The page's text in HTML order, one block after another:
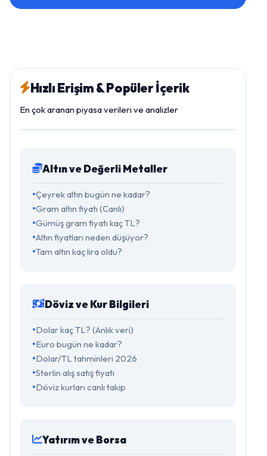
Hızlı Erişim & Popüler İçerik
En çok aranan piyasa verileri ve analizler
Altın ve Değerli Metaller
Çeyrek altın bugün ne kadar?
Gram altın fiyatı (Canlı)
Gümüş gram fiyatı kaç TL?
Altın fiyatları neden düşüyor?
Tam altın kaç lira oldu?
Döviz ve Kur Bilgileri
Dolar kaç TL? (Anlık veri)
Euro bugün ne kadar?
Dolar/TL tahminleri 2026
Sterlin alış satış fiyatı
Döviz kurları canlı takip
Yatırım ve Borsa